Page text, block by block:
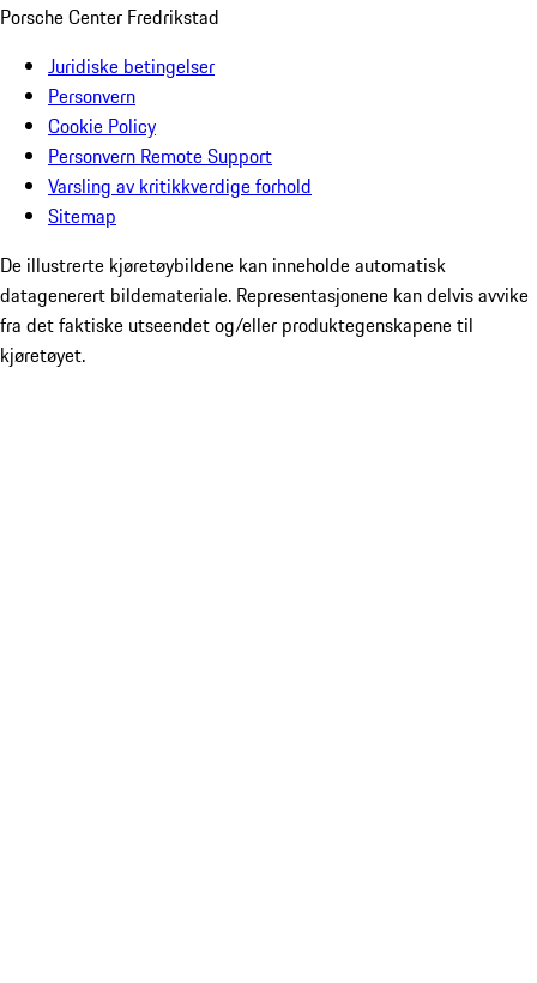
Porsche Center Fredrikstad
Juridiske betingelser
Personvern
Cookie Policy
Personvern Remote Support
Varsling av kritikkverdige forhold
Sitemap
De illustrerte kjøretøybildene kan inneholde automatisk
datagenerert bildemateriale. Representasjonene kan delvis avvike
fra det faktiske utseendet og/eller produktegenskapene til
kjøretøyet.